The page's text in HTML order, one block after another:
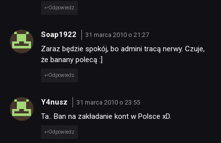
Odpowiedz
Soap1922 31 marca 2010 o 21:27
Zaraz będzie spokój, bo admini tracą nerwy. Czuje,
że banany polecą :]
Odpowiedz
Y4nusz 31 marca 2010 o 23:55
Ta.. Ban na zakładanie kont w Polsce xD.
Odpowiedz